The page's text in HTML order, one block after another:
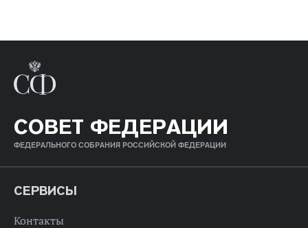
СОВЕТ ФЕДЕРАЦИИ
ФЕДЕРАЛЬНОГО СОБРАНИЯ РОССИЙСКОЙ ФЕДЕРАЦИИ
СЕРВИСЫ
Контакты